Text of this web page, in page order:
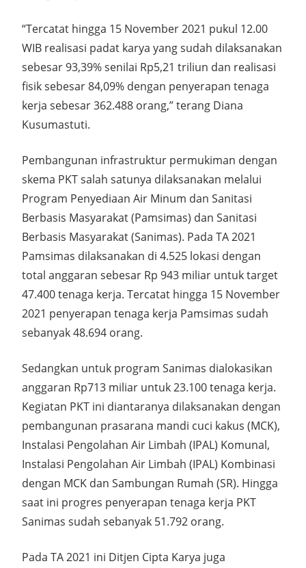
“Tercatat hingga 15 November 2021 pukul 12.00
WIB realisasi padat karya yang sudah dilaksanakan
sebesar 93,39% senilai Rp5,21 triliun dan realisasi
fisik sebesar 84,09% dengan penyerapan tenaga
kerja sebesar 362.488 orang,” terang Diana
Kusumastuti.
Pembangunan infrastruktur permukiman dengan
skema PKT salah satunya dilaksanakan melalui
Program Penyediaan Air Minum dan Sanitasi
Berbasis Masyarakat (Pamsimas) dan Sanitasi
Berbasis Masyarakat (Sanimas). Pada TA 2021
Pamsimas dilaksanakan di 4.525 lokasi dengan
total anggaran sebesar Rp 943 miliar untuk target
47.400 tenaga kerja. Tercatat hingga 15 November
2021 penyerapan tenaga kerja Pamsimas sudah
sebanyak 48.694 orang.
Sedangkan untuk program Sanimas dialokasikan
anggaran Rp713 miliar untuk 23.100 tenaga kerja.
Kegiatan PKT ini diantaranya dilaksanakan dengan
pembangunan prasarana mandi cuci kakus (MCK),
Instalasi Pengolahan Air Limbah (IPAL) Komunal,
Instalasi Pengolahan Air Limbah (IPAL) Kombinasi
dengan MCK dan Sambungan Rumah (SR). Hingga
saat ini progres penyerapan tenaga kerja PKT
Sanimas sudah sebanyak 51.792 orang.
Pada TA 2021 ini Ditjen Cipta Karya juga